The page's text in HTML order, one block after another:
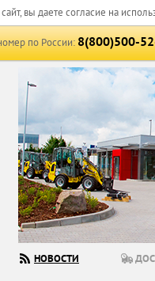
вы даете согласие на
по России:8(800)500-
НОВОСТИ